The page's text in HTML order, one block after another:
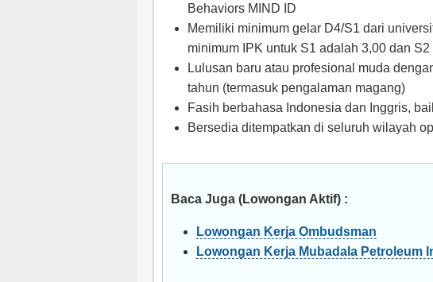
Behaviors MIND ID
Memiliki minimum gelar D4/S1 dari
minimum IPK untuk S1 adalah 3,00 dan
Lulusan baru atau profesional muda
tahun (termasuk pengalaman magang)
Fasih berbahasa Indonesia dan Inggris,
Bersedia ditempatkan di seluruh wilayah
Baca Juga (Lowongan Aktif) :
Lowongan Kerja Ombudsman
Lowongan Kerja Mubadala Petroleum